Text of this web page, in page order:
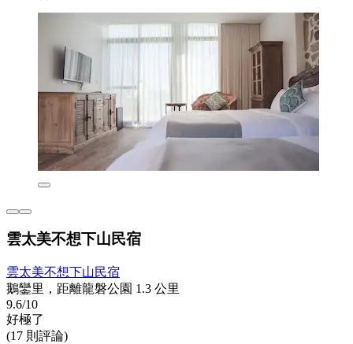
雲太美不想下山民宿
雲太美不想下山民宿
鵝鑾里，距離龍磐公園 1.3 公里
9.6/10
好極了
(17 則評論)